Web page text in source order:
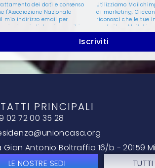
dei dati e consenso
l'Associazione Nazionale
mio indirizzo email per
periodiche via email in
Generale sulla
(GDPR). Puoi disinscriverti in
trattiamo i tuoi dati
diritti, consulta la nostra
Utilizziamo
di marketing.
riconosci che le tue
trasferite a
piùsulle pratiche di
Iscriviti
PRINCIPALI
02 72 00 35 28
Gian Antonio Boltraffio 16/b - 20159
LE NOSTRE SEDI